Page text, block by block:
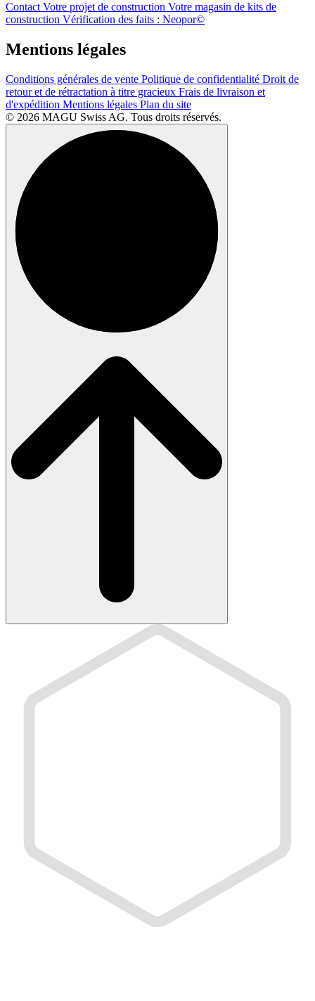
Contact Votre projet de construction Votre magasin de kits de
construction Vérification des faits : Neopor©
Mentions légales
Conditions générales de vente Politique de confidentialité Droit de
retour et de rétractation à titre gracieux Frais de livraison et
d'expédition Mentions légales Plan du site
© 2026 MAGU Swiss AG. Tous droits réservés.